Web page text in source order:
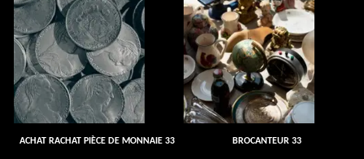
ACHAT RACHAT PIÈCE DE MONNAIE 33 BROCANTEUR 33